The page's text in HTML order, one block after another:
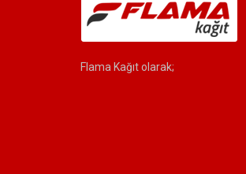
Flama Kağıt olarak;